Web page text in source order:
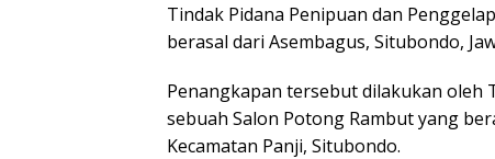
Tindak Pidana Penipuan dan
berasal dari Asembagus, Situbondo,
Penangkapan tersebut dilakukan oleh
sebuah Salon Potong Rambut yang
Kecamatan Panji, Situbondo.